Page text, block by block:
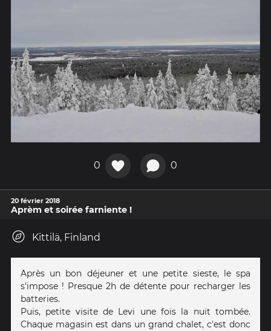
0 0
20 février 2018
Aprèm et soirée farniente !
Kittilä, Finland
Après un bon déjeuner et une petite sieste, le spa
s'impose ! Presque 2h de détente pour recharger les
batteries.
Puis, petite visite de Levi une fois la nuit tombée.
Chaque magasin est dans un grand chalet, c'est donc